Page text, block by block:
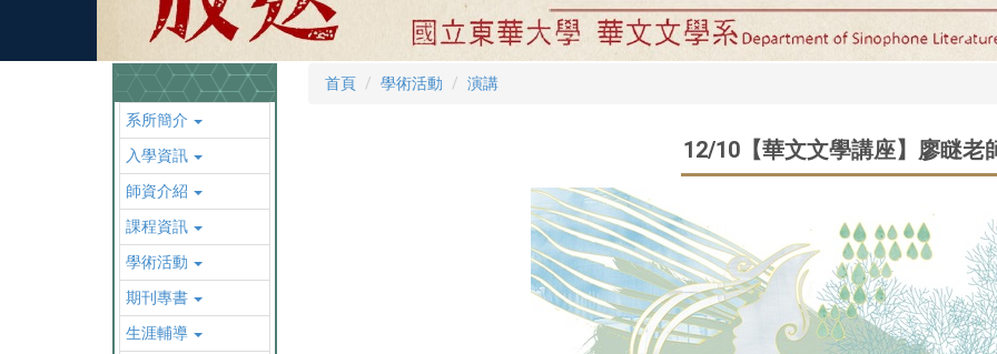
系所簡介
入學資訊
師資介紹
課程資訊
學術活動
期刊專書
生涯輔導
首頁 學術活動 演講
12/10【華文文學講座】廖瞇老